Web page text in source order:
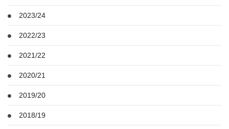
2023/24
2022/23
2021/22
2020/21
2019/20
2018/19